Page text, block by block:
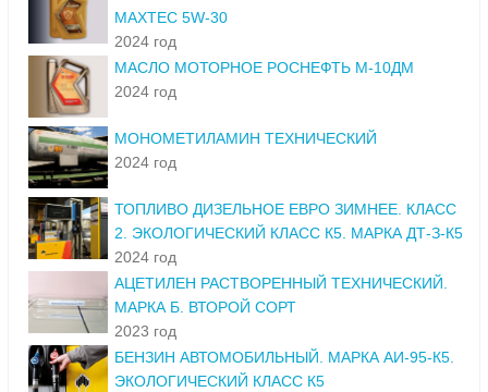
MAXTEC 5W-30
2024 год
МАСЛО МОТОРНОЕ РОСНЕФТЬ М-10ДМ
2024 год
МОНОМЕТИЛАМИН ТЕХНИЧЕСКИЙ
2024 год
ТОПЛИВО ДИЗЕЛЬНОЕ ЕВРО ЗИМНЕЕ. КЛАСС
2. ЭКОЛОГИЧЕСКИЙ КЛАСС К5. МАРКА ДТ-З-К5
2024 год
АЦЕТИЛЕН РАСТВОРЕННЫЙ ТЕХНИЧЕСКИЙ.
МАРКА Б. ВТОРОЙ СОРТ
2023 год
БЕНЗИН АВТОМОБИЛЬНЫЙ. МАРКА АИ-95-К5.
ЭКОЛОГИЧЕСКИЙ КЛАСС К5